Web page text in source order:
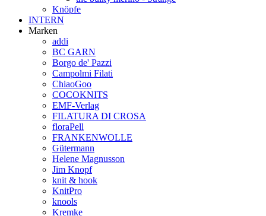
Knöpfe
INTERN
Marken
addi
BC GARN
Borgo de' Pazzi
Campolmi Filati
ChiaoGoo
COCOKNITS
EMF-Verlag
FILATURA DI CROSA
floraPell
FRANKENWOLLE
Gütermann
Helene Magnusson
Jim Knopf
knit & hook
KnitPro
knools
Kremke